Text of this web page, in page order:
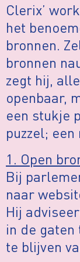
Clerix’
het
bronnen.
bronnen
zegt hij,
openbaar,
een stukje
puzzel;
1. Open
Bij
naar
Hij
in de gaten
te blijven